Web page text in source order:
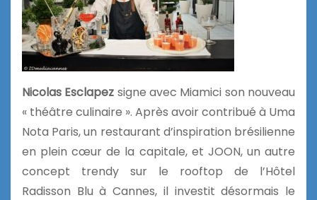
Nicolas Esclapez signe avec Miamici son nouveau
« théâtre culinaire ». Après avoir contribué à Uma
Nota Paris, un restaurant d’inspiration brésilienne
en plein cœur de la capitale, et JOON, un autre
concept trendy sur le rooftop de l’Hôtel
Radisson Blu à Cannes, il investit désormais le